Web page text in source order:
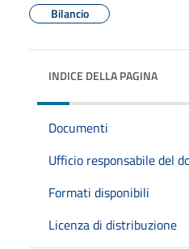
Bilancio
INDICE DELLA PAGINA
Documenti
Ufficio responsabile del
Formati disponibili
Licenza di distribuzione